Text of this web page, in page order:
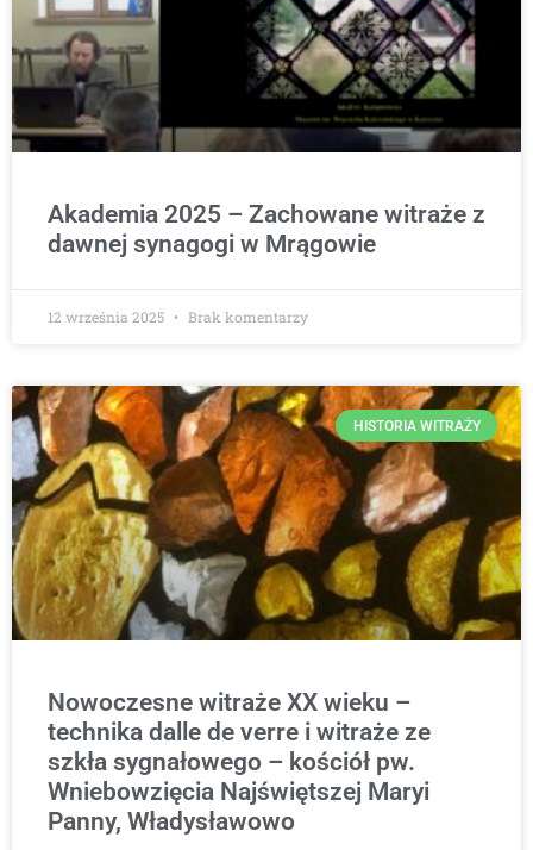
Akademia 2025 – Zachowane witraże z
dawnej synagogi w Mrągowie
12 września 2025 Brak komentarzy
HISTORIA WITRAŻY
Nowoczesne witraże XX wieku –
technika dalle de verre i witraże ze
szkła sygnałowego – kościół pw.
Wniebowzięcia Najświętszej Maryi
Panny, Władysławowo